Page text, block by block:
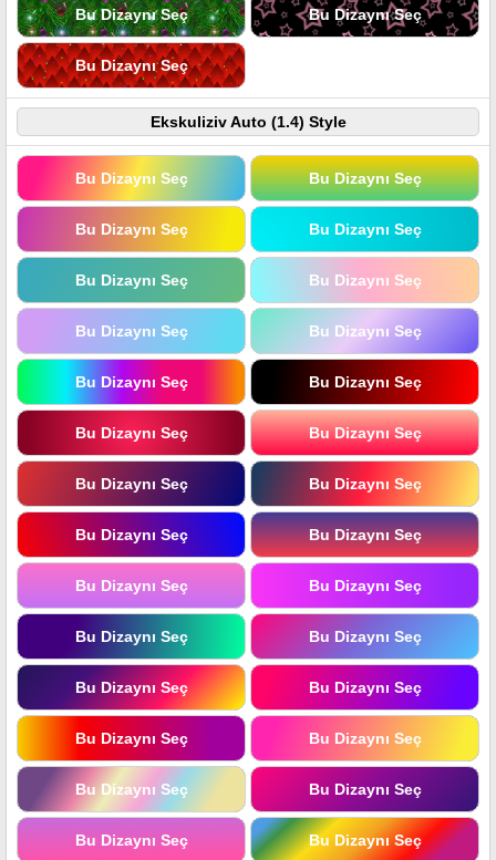
Bu Dizaynı Seç Bu Dizaynı Seç
Bu Dizaynı Seç
Ekskuliziv Auto (1.4) Style
Bu Dizaynı Seç Bu Dizaynı Seç
Bu Dizaynı Seç Bu Dizaynı Seç
Bu Dizaynı Seç Bu Dizaynı Seç
Bu Dizaynı Seç Bu Dizaynı Seç
Bu Dizaynı Seç Bu Dizaynı Seç
Bu Dizaynı Seç Bu Dizaynı Seç
Bu Dizaynı Seç Bu Dizaynı Seç
Bu Dizaynı Seç Bu Dizaynı Seç
Bu Dizaynı Seç Bu Dizaynı Seç
Bu Dizaynı Seç Bu Dizaynı Seç
Bu Dizaynı Seç Bu Dizaynı Seç
Bu Dizaynı Seç Bu Dizaynı Seç
Bu Dizaynı Seç Bu Dizaynı Seç
Bu Dizaynı Seç Bu Dizaynı Seç